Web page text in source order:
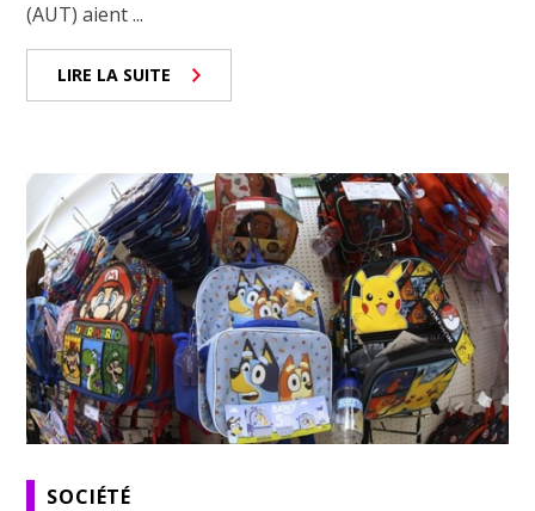
(AUT) aient ...
LIRE LA SUITE
SOCIÉTÉ